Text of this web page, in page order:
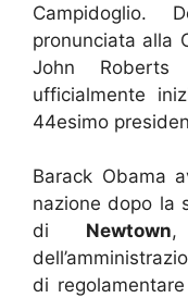
pronunciata alla
John
ufficialmente
44esimo
Barack Obama
nazione dopo la
di Newtown,
di